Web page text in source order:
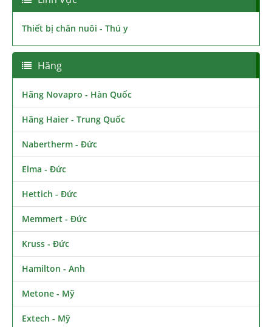
Thiết bị chăn nuôi - Thú y
Hãng
Hãng Novapro - Hàn Quốc
Hãng Haier - Trung Quốc
Nabertherm - Đức
Elma - Đức
Hettich - Đức
Memmert - Đức
Kruss - Đức
Hamilton - Anh
Metone - Mỹ
Extech - Mỹ